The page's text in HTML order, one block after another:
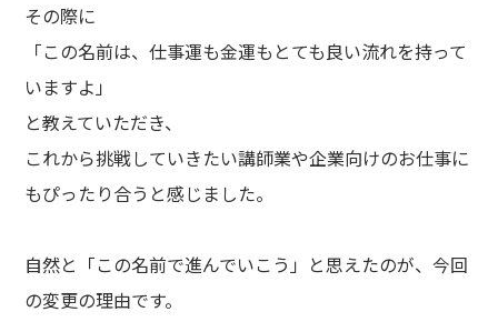
その際に
「この名前は、仕事運も金運もとても良い流れを持って
いますよ」
と教えていただき、
これから挑戦していきたい講師業や企業向けのお仕事に
もぴったり合うと感じました。
自然と「この名前で進んでいこう」と思えたのが、今回
の変更の理由です。